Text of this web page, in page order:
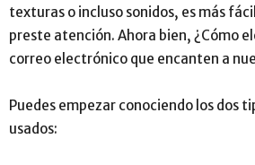
texturas o incluso sonidos, es más
preste atención. Ahora bien, ¿Cómo
correo electrónico que encanten a
Puedes empezar conociendo los dos
usados: